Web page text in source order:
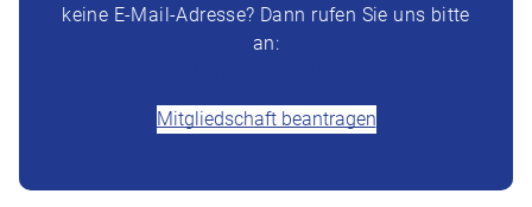
keine E-Mail-Adresse? Dann rufen Sie uns bitte
an:
Mitgliedschaft beantragen